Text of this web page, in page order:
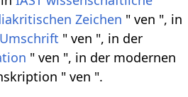
Zeichen " ven ", in
Umschrift " ven ", in der
" ven ", in der modernen
" ven ".